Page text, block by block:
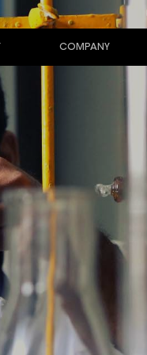
COMPANY